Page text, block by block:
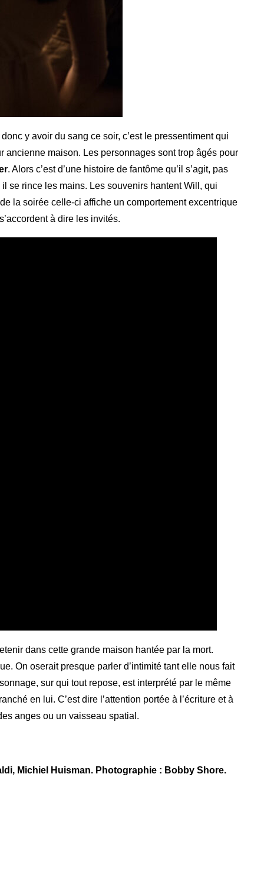
y avoir du sang ce soir, c’est le pressentiment qui
maison. Les personnages sont trop âgés pour
. Alors c’est d’une histoire de fantôme qu’il s’agit, pas
se rince les mains. Les souvenirs hantent Will, qui
la soirée celle-ci affiche un comportement excentrique
à dire les invités.
dans cette grande maison hantée par la mort.
On oserait presque parler d’intimité tant elle nous fait
sur qui tout repose, est interprété par le même
en lui. C’est dire l’attention portée à l’écriture et à
anges ou un vaisseau spatial.
, Michiel Huisman. Photographie : Bobby Shore.